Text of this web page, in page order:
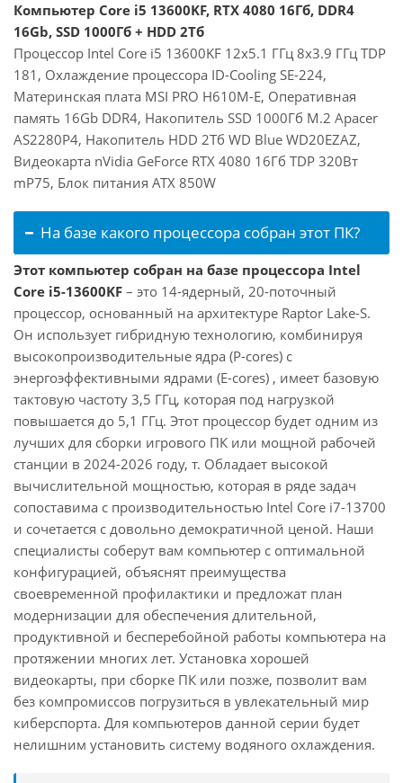
Компьютер Core i5 13600KF, RTX 4080 16Гб, DDR4
16Gb, SSD 1000Гб + HDD 2Тб
Процессор Intel Core i5 13600KF 12x5.1 ГГц 8x3.9 ГГц TDP
181, Охлаждение процессора ID-Cooling SE-224,
Материнская плата MSI PRO H610M-E, Оперативная
память 16Gb DDR4, Накопитель SSD 1000Гб M.2 Apacer
AS2280P4, Накопитель HDD 2Тб WD Blue WD20EZAZ,
Видеокарта nVidia GeForce RTX 4080 16Гб TDP 320Вт
mP75, Блок питания ATX 850W
На базе какого процессора собран этот ПК?
Этот компьютер собран на базе процессора Intel
Core i5-13600KF – это 14-ядерный, 20-поточный
процессор, основанный на архитектуре Raptor Lake-S.
Он использует гибридную технологию, комбинируя
высокопроизводительные ядра (P-cores) с
энергоэффективными ядрами (E-cores) , имеет базовую
тактовую частоту 3,5 ГГц, которая под нагрузкой
повышается до 5,1 ГГц. Этот процессор будет одним из
лучших для сборки игрового ПК или мощной рабочей
станции в 2024-2026 году, т. Обладает высокой
вычислительной мощностью, которая в ряде задач
сопоставима с производительностью Intel Core i7-13700
и сочетается с довольно демократичной ценой. Наши
специалисты соберут вам компьютер с оптимальной
конфигурацией, объяснят преимущества
своевременной профилактики и предложат план
модернизации для обеспечения длительной,
продуктивной и бесперебойной работы компьютера на
протяжении многих лет. Установка хорошей
видеокарты, при сборке ПК или позже, позволит вам
без компромиссов погрузиться в увлекательный мир
киберспорта. Для компьютеров данной серии будет
нелишним установить систему водяного охлаждения.